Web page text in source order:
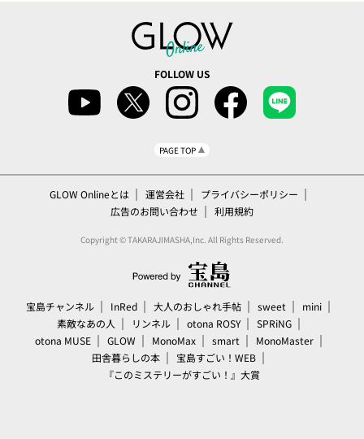
FOLLOW US
PAGE TOP
GLOW Onlineとは 運営会社
プライバシーポリシー
広告のお問い合わせ
利用規約
Copyright © TAKARAJIMASHA,Inc. All Rights Reserved.
宝島チャンネル InRed 大人のおしゃれ手帖 sweet
mini
素敵なあの人
リンネル otona ROSY
SPRiNG
otona MUSE
GLOW MonoMax smart
MonoMaster
田舎暮らしの本
宝島すごい！WEB
『このミステリーがすごい！』大賞